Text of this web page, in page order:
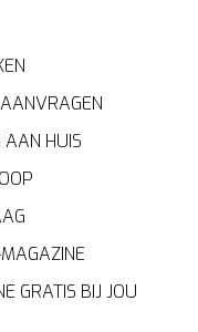
AAN HUIS
GRATIS BIJ JOU